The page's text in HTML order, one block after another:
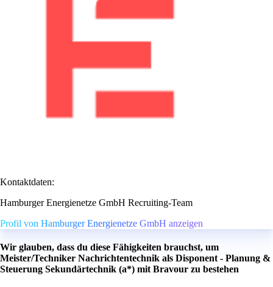
Kontaktdaten:
Hamburger Energienetze GmbH Recruiting-Team
Profil von Hamburger Energienetze GmbH anzeigen
Wir glauben, dass du diese Fähigkeiten brauchst, um
Meister/Techniker Nachrichtentechnik als Disponent - Planung &
Steuerung Sekundärtechnik (a*) mit Bravour zu bestehen